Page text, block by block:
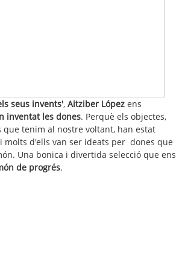
seus invents', Aitziber López ens
inventat les dones. Perquè els objectes,
que tenim al nostre voltant, han estat
molts d'ells van ser ideats per dones que
Una bonica i divertida selecció que ens
de progrés.